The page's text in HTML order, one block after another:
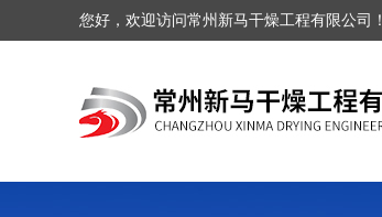
您好，欢迎访问常州新马干燥工程有限公司！